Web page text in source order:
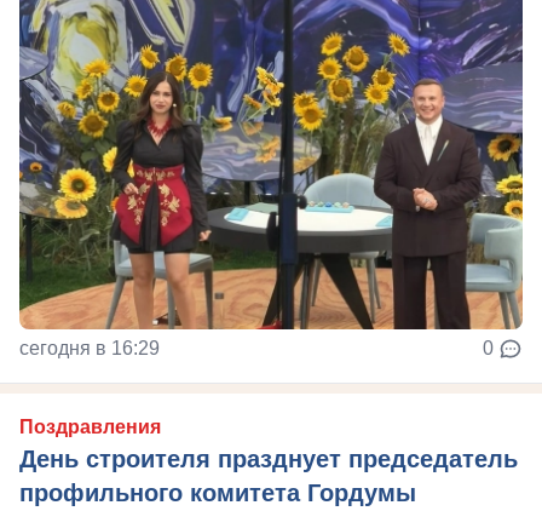
сегодня в 16:29 0
Поздравления
День строителя празднует председатель
профильного комитета Гордумы